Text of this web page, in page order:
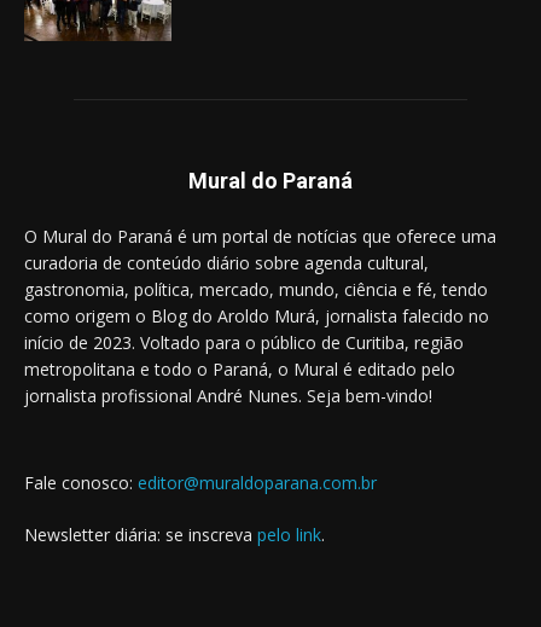
Mural do Paraná
O Mural do Paraná é um portal de notícias que oferece uma
curadoria de conteúdo diário sobre agenda cultural,
gastronomia, política, mercado, mundo, ciência e fé, tendo
como origem o Blog do Aroldo Murá, jornalista falecido no
início de 2023. Voltado para o público de Curitiba, região
metropolitana e todo o Paraná, o Mural é editado pelo
jornalista profissional André Nunes. Seja bem-vindo!
Fale conosco: editor@muraldoparana.com.br
Newsletter diária: se inscreva pelo link.